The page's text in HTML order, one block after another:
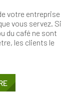
votre entreprise
vous servez. Si
du café ne sont
les clients le